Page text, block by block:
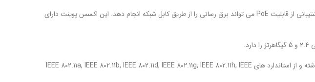
اکسس پوینت مدل AIR-CAP3502I-A-K9 از سری اکسس پوینت های Aironet 3502i شرکت سیسکو است که با پشتیبانی از قابلیت PoE می تواند برق رسانی را از طریق کابل شبکه انجام دهد. این اکسس پوینت دارای
این محصول یکی از پر کاربرد ترین تجهیزات شبکه است که قابلیت پشتیبانی از پروتکل وایرلس 802.11a/b/g/n را داشته و از استاندارد های IEEE 802.11a, IEEE 802.11b, IEEE 802.11d, IEEE 802.11g, IEEE 802.11h, IEEE